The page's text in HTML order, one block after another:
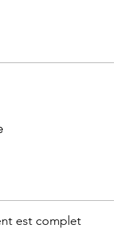
est complet